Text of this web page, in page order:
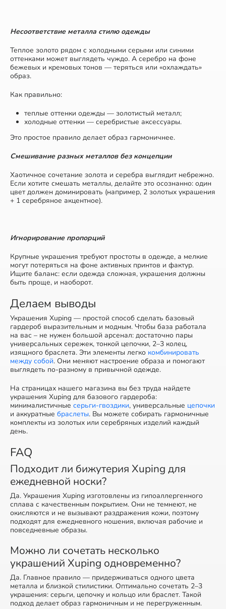
Несоответствие металла стилю одежды
Теплое золото рядом с холодными серыми или синими
оттенками может выглядеть чуждо. А серебро на фоне
бежевых и кремовых тонов — теряться или «охлаждать»
образ.
Как правильно:
теплые оттенки одежды — золотистый металл;
холодные оттенки — серебристые аксессуары.
Это простое правило делает образ гармоничнее.
Смешивание разных металлов без концепции
Хаотичное сочетание золота и серебра выглядит небрежно.
Если хотите смешать металлы, делайте это осознанно: один
цвет должен доминировать (например, 2 золотых украшения
+ 1 серебряное акцентное).
Игнорирование пропорций
Крупные украшения требуют простоты в одежде, а мелкие
могут потеряться на фоне активных принтов и фактур.
Ищите баланс: если одежда сложная, украшения должны
быть проще, и наоборот.
Делаем выводы
Украшения Xuping — простой способ сделать базовый
гардероб выразительным и модным. Чтобы база работала
на вас – не нужен большой арсенал: достаточно пары
универсальных сережек, тонкой цепочки, 2–3 колец,
изящного браслета. Эти элементы легко комбинировать
между собой. Они меняют настроение образа и помогают
выглядеть по-разному в привычной одежде.
На страницах нашего магазина вы без труда найдете
украшения Xuping для базового гардероба:
минималистичные серьги-гвоздики, универсальные цепочки
и аккуратные браслеты. Вы можете собирать гармоничные
комплекты из золотых или серебряных изделий каждый
день.
FAQ
Подходит ли бижутерия Xuping для
ежедневной носки?
Да. Украшения Xuping изготовлены из гипоаллергенного
сплава с качественным покрытием. Они не темнеют, не
окисляются и не вызывают раздражения кожи, поэтому
подходят для ежедневного ношения, включая рабочие и
повседневные образы.
Можно ли сочетать несколько
украшений Xuping одновременно?
Да. Главное правило — придерживаться одного цвета
металла и близкой стилистики. Оптимально сочетать 2–3
украшения: серьги, цепочку и кольцо или браслет. Такой
подход делает образ гармоничным и не перегруженным.